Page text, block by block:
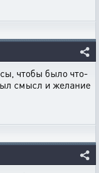
чтобы было что-
смысл и желание